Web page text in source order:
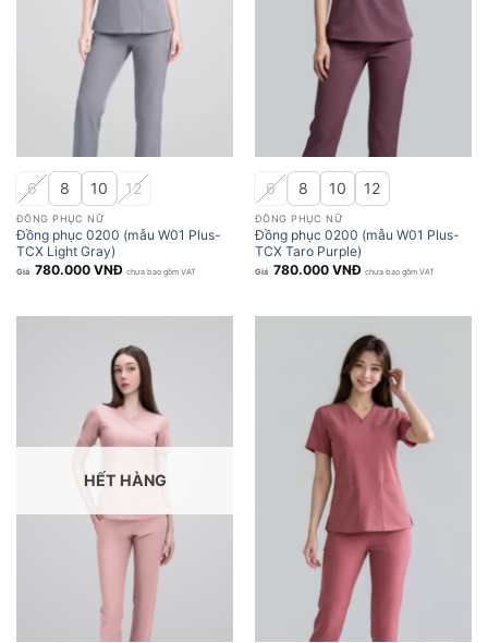
6 8 10 12
ĐỒNG PHỤC NỮ
Đồng phục 0200 (mẫu W01 Plus-
TCX Light Gray)
780.000VNĐ chưa bao gồm VAT
6 8 10 12
ĐỒNG PHỤC NỮ
Đồng phục 0200 (mẫu W01 Plus-
TCX Taro Purple)
780.000VNĐ chưa bao gồm VAT
HẾT HÀNG